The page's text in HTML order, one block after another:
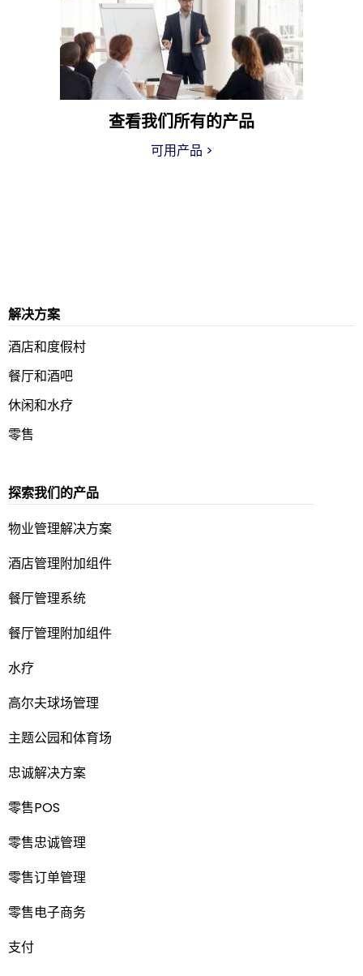
查看我们所有的产品
可用产品 >
解决方案
酒店和度假村
餐厅和酒吧
休闲和水疗
零售
探索我们的产品
物业管理解决方案
酒店管理附加组件
餐厅管理系统
餐厅管理附加组件
水疗
高尔夫球场管理
主题公园和体育场
忠诚解决方案
零售POS
零售忠诚管理
零售订单管理
零售电子商务
支付